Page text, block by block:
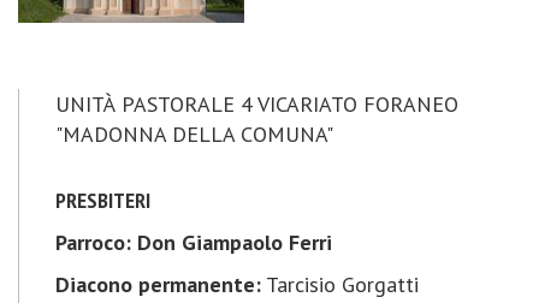
UNITÀ PASTORALE 4 VICARIATO FORANEO
"MADONNA DELLA COMUNA"
PRESBITERI
Parroco: Don Giampaolo Ferri
Diacono permanente: Tarcisio Gorgatti